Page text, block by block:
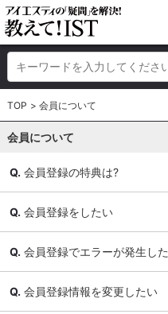
TOP 会員について
会員について
会員登録の特典は?
会員登録をしたい
会員登録でエラーが発生した
会員登録情報を変更したい